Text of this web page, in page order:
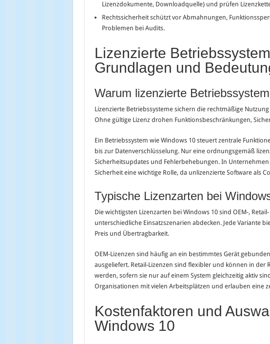
Lizenzdokumente, Downloadquelle) und prüfen
Rechtssicherheit schützt vor Abmahnungen,
Problemen bei Audits.
Lizenzierte
Grundlagen und
Warum lizenzierte
Lizenzierte Betriebssysteme sichern die rechtmäßige
Ohne gültige Lizenz drohen Funktionsbeschränkungen,
Ein Betriebssystem wie Windows 10 steuert zentrale
bis zur Datenverschlüsselung. Nur eine ordnungsgemäß
Sicherheitsupdates und Fehlerbehebungen. In
Sicherheit eine wichtige Rolle, da unlizenzierte Software als
Typische Lizenzarten bei
Die wichtigsten Lizenzarten bei Windows 10 sind OEM-,
unterschiedliche Einsatzszenarien abdecken. Jede Variante
Preis und Übertragbarkeit.
OEM-Lizenzen sind häufig an ein bestimmtes Gerät
ausgeliefert. Retail-Lizenzen sind flexibler und können in der
werden, sofern sie nur auf einem System gleichzeitig aktiv
Organisationen mit vielen Arbeitsplätzen und erlauben eine
Kostenfaktoren und
Windows 10